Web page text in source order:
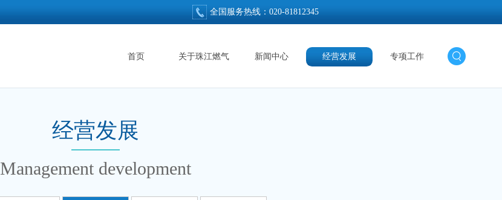
全国服务热线： 020-81812345
首页 关于珠江燃气 新闻中心 经营发展 专项工作
经营发展
Management development